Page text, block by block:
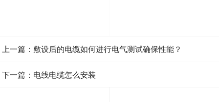
上一篇：敷设后的电缆如何进行电气测试确保性能？
下一篇：电线电缆怎么安装